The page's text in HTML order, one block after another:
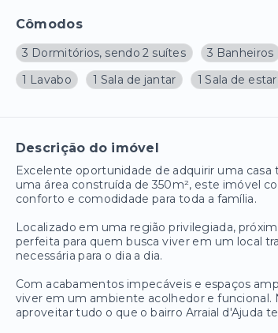
Cômodos
3 Dormitórios, sendo 2 suítes 3 Banheiros
1 Lavabo
1 Sala de jantar 1 Sala de estar
Descrição do imóvel
Excelente oportunidade de adquirir uma
uma área construída de 350m², este imóvel
conforto e comodidade para toda a família.
Localizado em uma região privilegiada,
perfeita para quem busca viver em um local
necessária para o dia a dia.
Com acabamentos impecáveis e espaços
viver em um ambiente acolhedor e funcional.
aproveitar tudo o que o bairro Arraial d'Ajuda